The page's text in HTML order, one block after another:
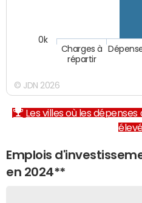
Charges à
répartir
0k
© JDN 2026
Les villes où les
Emplois
en 2024**